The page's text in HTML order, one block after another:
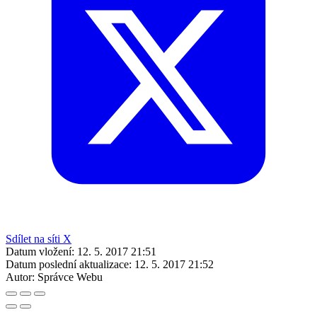
Sdílet na síti X
Datum vložení: 12. 5. 2017 21:51
Datum poslední aktualizace: 12. 5. 2017 21:52
Autor: Správce Webu